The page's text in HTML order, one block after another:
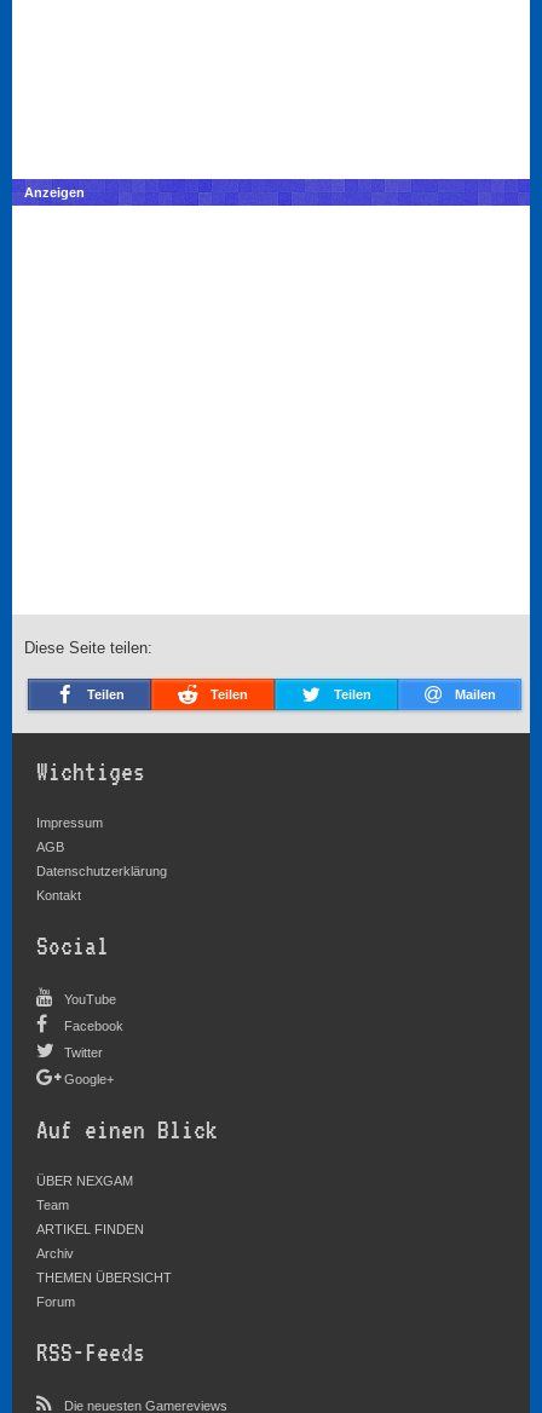
Anzeigen
Diese Seite teilen:
Teilen Teilen Teilen Mailen
Wichtiges
Impressum
AGB
Datenschutzerklärung
Kontakt
Social
YouTube
Facebook
Twitter
Google+
Auf einen Blick
ÜBER NEXGAM
Team
ARTIKEL FINDEN
Archiv
THEMEN ÜBERSICHT
Forum
RSS-Feeds
Die neuesten Gamereviews